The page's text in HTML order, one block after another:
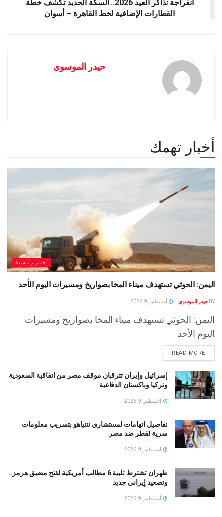
انفراجة تذاكر العيد 2026.. السكة الحديد تكشف خطة
القطارات الإضافية لخط القاهرة – أسوان
حيدر الموسوى
أخبار تهمك
أخبار رئيسية
اليمن: الحوثي تستهدف ميناء المخا بصواريخ ومسيرات اليوم الأحد
BY حيدر الموسوى أغسطس 9, 2026
اليمن: الحوثي تستهدف ميناء المخا بصواريخ ومسيرات
اليوم الأحد
READ MORE
إسرائيل وإيران تترقبان موقف مصر من اتفاقية السعودية
وتركيا وباكستان الدفاعية
أغسطس 9, 2026
تفاصيل اتهامات لمستشاري نتنياهو بتسريب معلومات
سرية لقطر ضد مصر
أغسطس 9, 2026
طهران تشترط تلبية 6 مطالب أمريكية لفتح مضيق هرمز..
وتصعيد إيراني جديد
أغسطس 9, 2026